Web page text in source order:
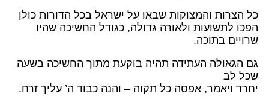
כל הצרות והמצוקות שבאו על ישראל בכל הדורות כולן
הפכו לתשועות ולאורה גדולה, כגודל החשיכה שהיו
שרויים בתוכה.
גם הגאולה העתידה תהיה בוקעת מתוך החשיכה בשעה
שכל לב
יחרד ויאמר, אפסה כל תקוה – והנה כבוד ה’ עליך זרח.